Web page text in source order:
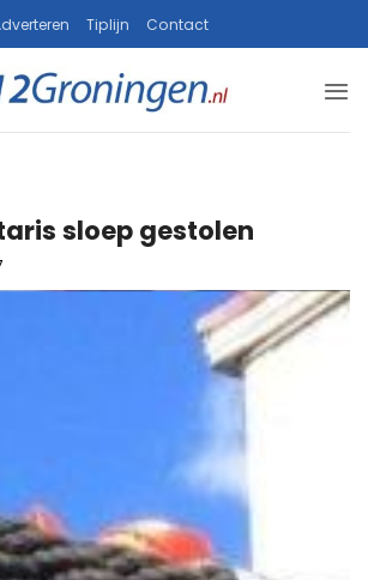
Tiplijn Contact
sloep gestolen